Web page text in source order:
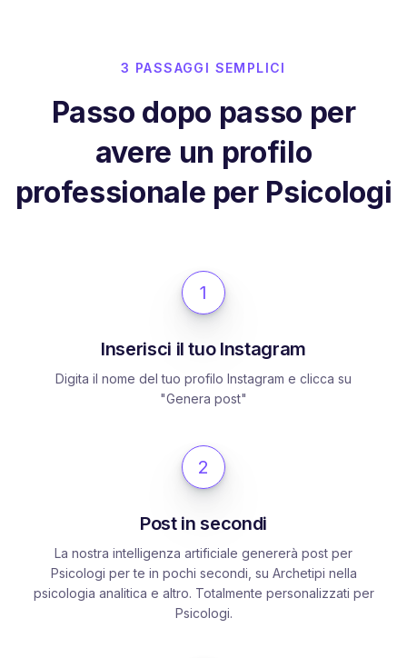
3 PASSAGGI SEMPLICI
Passo dopo passo per
avere un profilo
professionale per Psicologi
1
Inserisci il tuo Instagram
Digita il nome del tuo profilo Instagram e clicca su
"Genera post"
2
Post in secondi
La nostra intelligenza artificiale genererà post per
Psicologi per te in pochi secondi, su Archetipi nella
psicologia analitica e altro. Totalmente personalizzati per
Psicologi.